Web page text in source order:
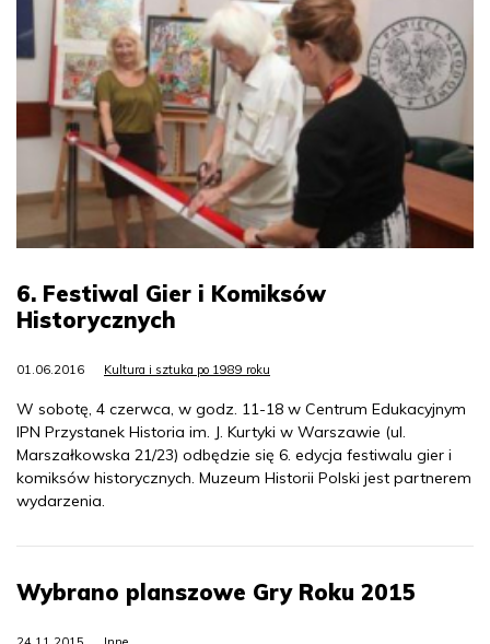
6. Festiwal Gier i Komiksów
Historycznych
01.06.2016 Kultura i sztuka po 1989 roku
W sobotę, 4 czerwca, w godz. 11-18 w Centrum Edukacyjnym
IPN Przystanek Historia im. J. Kurtyki w Warszawie (ul.
Marszałkowska 21/23) odbędzie się 6. edycja festiwalu gier i
komiksów historycznych. Muzeum Historii Polski jest partnerem
wydarzenia.
Wybrano planszowe Gry Roku 2015